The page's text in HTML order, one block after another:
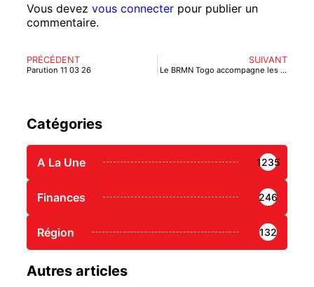
Vous devez vous connecter pour publier un
commentaire.
PRÉCÉDENT
Parution 11 03 26
SUIVANT
Le BRMN Togo accompagne les TPME dans la visibilité de leurs produits
Catégories
A La Une 1235
Finances 246
Région 132
Autres articles